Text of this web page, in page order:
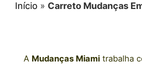
Início » Carreto Mudanças
A Mudanças Miamitrabalha